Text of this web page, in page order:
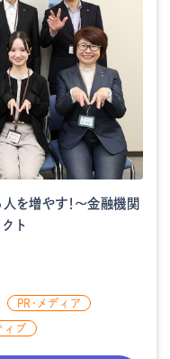
を増やす！～金融機関
ト
PR・メディア
ィブ